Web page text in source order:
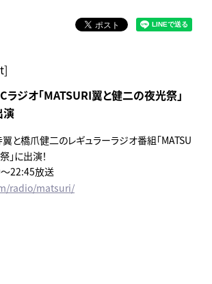
ラジオ「MATSURI翼と健二の夜光祭」
演
と橋爪健二のレギュラーラジオ番組「MATSU
に出演！
22:45放送
radio/matsuri/